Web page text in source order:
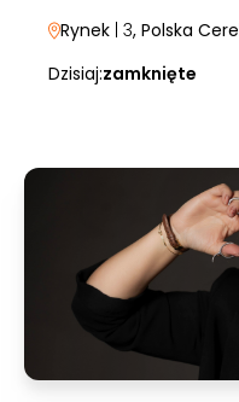
Rynek | 3, Polska
Dzisiaj:zamknięte